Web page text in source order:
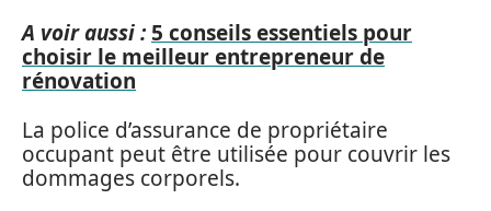
A voir aussi : 5 conseils essentiels pour
choisir le meilleur entrepreneur de
rénovation
La police d’assurance de propriétaire
occupant peut être utilisée pour couvrir les
dommages corporels.